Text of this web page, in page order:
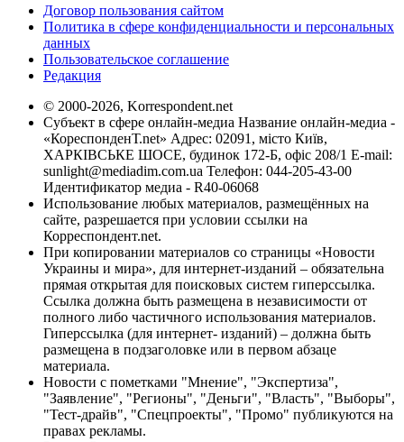
Договор пользования сайтом
Политика в сфере конфиденциальности и персональных
данных
Пользовательское соглашение
Редакция
© 2000-2026, Korrespondent.net
Субъект в сфере онлайн-медиа Название онлайн-медиа -
«КореспонденТ.net» Адрес: 02091, місто Київ,
ХАРКІВСЬКЕ ШОСЕ, будинок 172-Б, офіс 208/1 E-mail:
sunlight@mediadim.com.ua Телефон: 044-205-43-00
Идентификатор медиа - R40-06068
Использование любых материалов, размещённых на
сайте, разрешается при условии ссылки на
Корреспондент.net.
При копировании материалов со страницы «Новости
Украины и мира», для интернет-изданий – обязательна
прямая открытая для поисковых систем гиперссылка.
Ссылка должна быть размещена в независимости от
полного либо частичного использования материалов.
Гиперссылка (для интернет- изданий) – должна быть
размещена в подзаголовке или в первом абзаце
материала.
Новости с пометками "Мнение", "Экспертиза",
"Заявление", "Регионы", "Деньги", "Власть", "Выборы",
"Тест-драйв", "Спецпроекты", "Промо" публикуются на
правах рекламы.